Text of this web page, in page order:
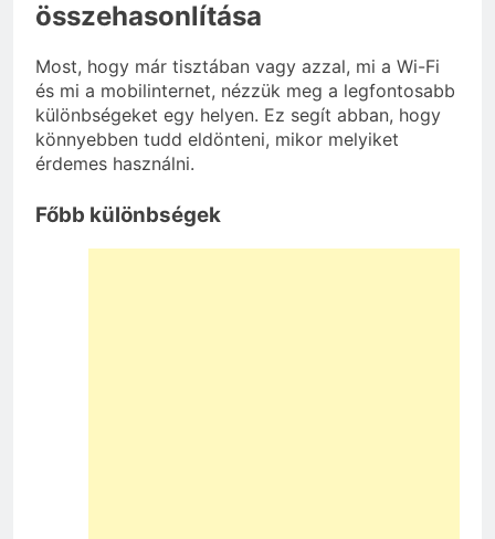
összehasonlítása
Most, hogy már tisztában vagy azzal, mi a Wi-Fi
és mi a mobilinternet, nézzük meg a legfontosabb
különbségeket egy helyen. Ez segít abban, hogy
könnyebben tudd eldönteni, mikor melyiket
érdemes használni.
Főbb különbségek